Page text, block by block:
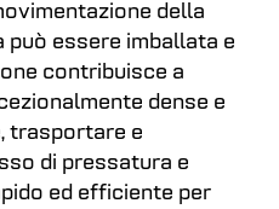
della
può essere imballata e
contribuisce a
dense e
trasportare e
di pressatura e
ed efficiente per